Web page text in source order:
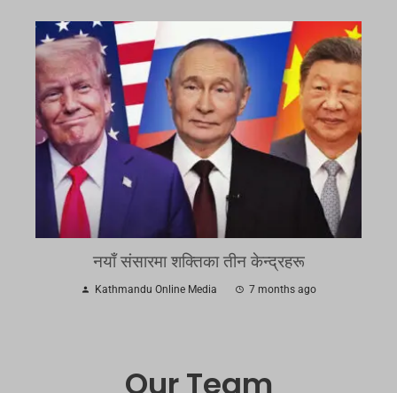
नयाँ संसारमा शक्तिका तीन केन्द्रहरू
Kathmandu Online Media 7 months ago
Our Team